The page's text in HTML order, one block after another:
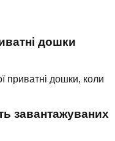
дошки
приватні дошки, коли
завантажуваних